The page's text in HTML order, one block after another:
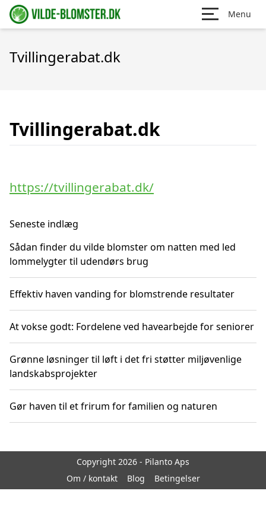
Menu
Tvillingerabat.dk
Tvillingerabat.dk
https://tvillingerabat.dk/
Seneste indlæg
Sådan finder du vilde blomster om natten med led
lommelygter til udendørs brug
Effektiv haven vanding for blomstrende resultater
At vokse godt: Fordelene ved havearbejde for seniorer
Grønne løsninger til løft i det fri støtter miljøvenlige
landskabsprojekter
Gør haven til et frirum for familien og naturen
Copyright 2026 - Pilanto Aps
Om / kontakt
Blog Betingelser